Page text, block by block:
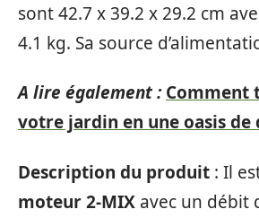
sont 42.7 x 39.2 x 29.2 cm
4.1 kg. Sa source
A lire également : Comment
votre jardin en une oasis de
Description du produit : Il
moteur2-MIX avec un débit